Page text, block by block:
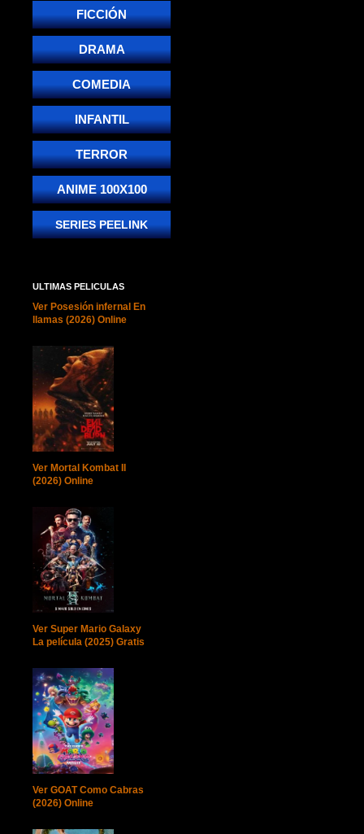
FICCIÓN
DRAMA
COMEDIA
INFANTIL
TERROR
ANIME 100X100
SERIES PEELINK
ULTIMAS PELICULAS
Ver Posesión infernal En
llamas (2026) Online
Ver Mortal Kombat II
(2026) Online
Ver Super Mario Galaxy
La película (2025) Gratis
Ver GOAT Como Cabras
(2026) Online